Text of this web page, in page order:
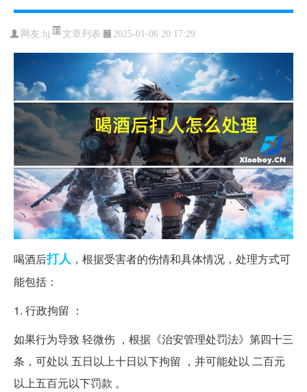
网友:hj 文章列表 2025-01-06 20:17:29
喝酒后打人 ，根据受害者的伤情和具体情况，处理方式可
能包括：
1. 行政拘留 ：
如果行为导致 轻微伤 ，根据《治安管理处罚法》第四十三
条，可处以 五日以上十日以下拘留 ，并可能处以 二百元
以上五百元以下罚款 。